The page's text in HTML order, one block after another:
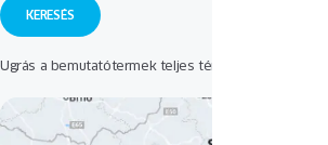
Ugrás a bemutatótermek teljes térképéhez